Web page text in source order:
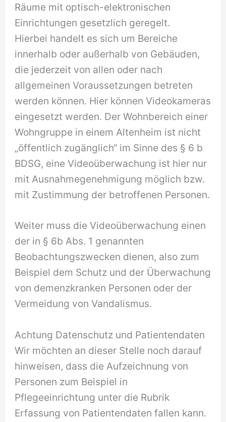
Räume mit optisch-elektronischen
Einrichtungen gesetzlich geregelt.
Hierbei handelt es sich um Bereiche
innerhalb oder außerhalb von Gebäuden,
die jederzeit von allen oder nach
allgemeinen Voraussetzungen betreten
werden können. Hier können Videokameras
eingesetzt werden. Der Wohnbereich einer
Wohngruppe in einem Altenheim ist nicht
„öffentlich zugänglich“ im Sinne des § 6 b
BDSG, eine Videoüberwachung ist hier nur
mit Ausnahmegenehmigung möglich bzw.
mit Zustimmung der betroffenen Personen.
Weiter muss die Videoüberwachung einen
der in § 6b Abs. 1 genannten
Beobachtungszwecken dienen, also zum
Beispiel dem Schutz und der Überwachung
von demenzkranken Personen oder der
Vermeidung von Vandalismus.
Achtung Datenschutz und Patientendaten
Wir möchten an dieser Stelle noch darauf
hinweisen, dass die Aufzeichnung von
Personen zum Beispiel in
Pflegeeinrichtung unter die Rubrik
Erfassung von Patientendaten fallen kann.